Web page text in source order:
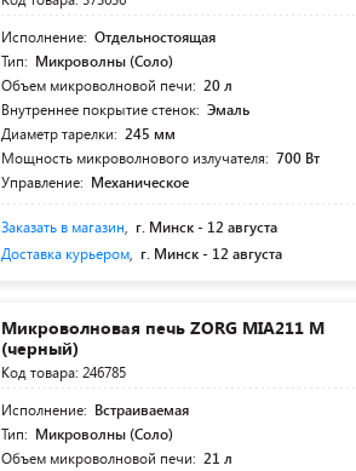
Исполнение: Отдельностоящая
Тип: Микроволны (Соло)
Объем микроволновой печи: 20 л
Внутреннее покрытие стенок: Эмаль
Диаметр тарелки: 245 мм
Мощность микроволнового излучателя: 700 Вт
Управление: Механическое
Заказать в магазин, г. Минск - 12 августа
Доставка курьером, г. Минск - 12 августа
Микроволновая печь ZORG MIA211 M
(черный)
Код товара: 246785
Исполнение: Встраиваемая
Тип: Микроволны (Соло)
Объем микроволновой печи: 21 л